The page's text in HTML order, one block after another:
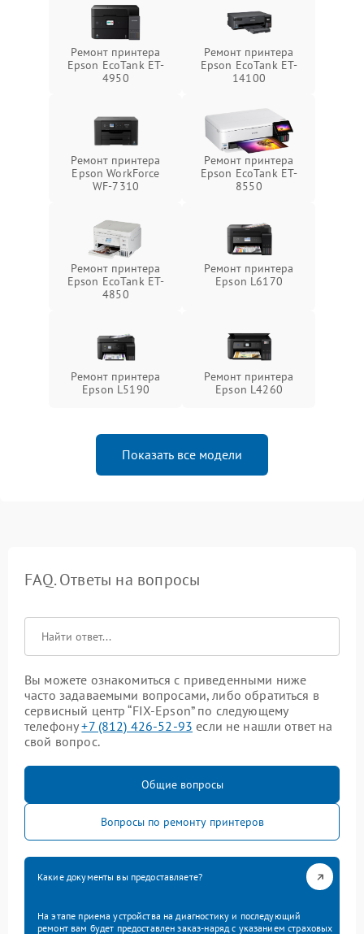
Ремонт принтера
Epson EcoTank ET-
4950
Ремонт принтера
Epson EcoTank ET-
14100
Ремонт принтера
Epson WorkForce
WF-7310
Ремонт принтера
Epson EcoTank ET-
8550
Ремонт принтера
Epson EcoTank ET-
4850
Ремонт принтера
Epson L6170
Ремонт принтера
Epson L5190
Ремонт принтера
Epson L4260
Показать все модели
FAQ. Ответы на вопросы
Вы можете ознакомиться с приведенными ниже
часто задаваемыми вопросами, либо обратиться в
сервисный центр “FIX-Epson” по следующему
телефону+7 (812) 426-52-93 если не нашли ответ на
свой вопрос.
Общие вопросы
Вопросы по ремонту принтеров
Какие документы вы предоставляете?
На этапе приема устройства на диагностику и последующий
ремонт вам будет предоставлен заказ-наряд с указанием страховых